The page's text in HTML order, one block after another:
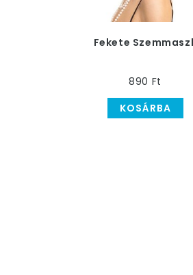
Fekete
890 Ft
KOSÁRBA